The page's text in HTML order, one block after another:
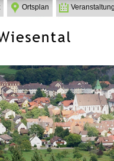
Ortsplan